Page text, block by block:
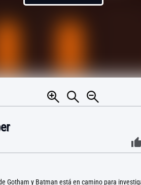
Gotham y Batman está en camino para